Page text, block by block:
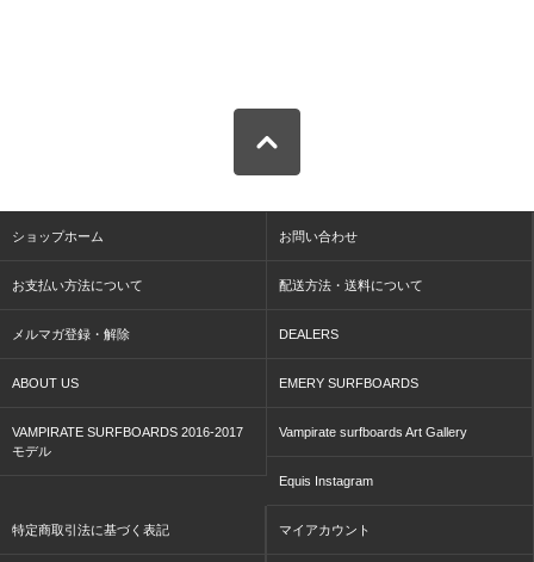
ショップホーム お問い合わせ
お支払い方法について 配送方法・送料について
メルマガ登録・解除 DEALERS
ABOUT US EMERY SURFBOARDS
VAMPIRATE SURFBOARDS 2016-2017
モデル
Vampirate surfboards Art Gallery
Equis Instagram
特定商取引法に基づく表記 マイアカウント